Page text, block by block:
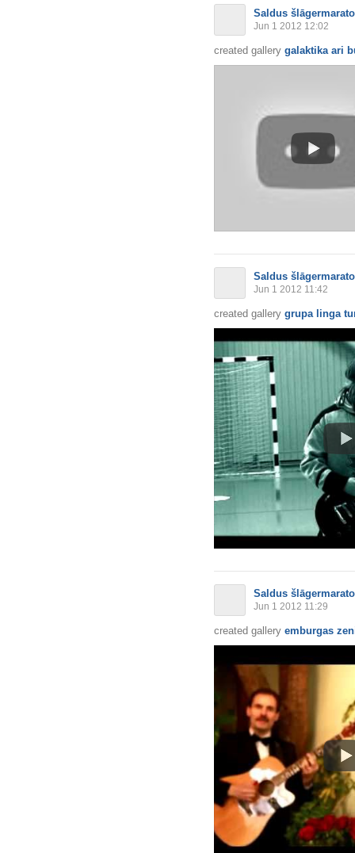
Saldus
Jun 1 2012 12:02
created gallery galaktika ari
Saldus
Jun 1 2012 11:42
created gallery grupa linga
Saldus
Jun 1 2012 11:29
created gallery emburgas